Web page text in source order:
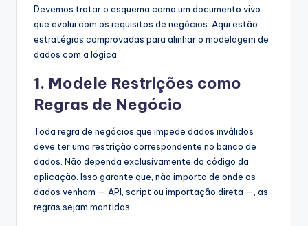
Devemos tratar o esquema como um documento vivo
que evolui com os requisitos de negócios. Aqui estão
estratégias comprovadas para alinhar o modelagem de
dados com a lógica.
1. Modele Restrições como
Regras de Negócio
Toda regra de negócios que impede dados inválidos
deve ter uma restrição correspondente no banco de
dados. Não dependa exclusivamente do código da
aplicação. Isso garante que, não importa de onde os
dados venham — API, script ou importação direta —, as
regras sejam mantidas.